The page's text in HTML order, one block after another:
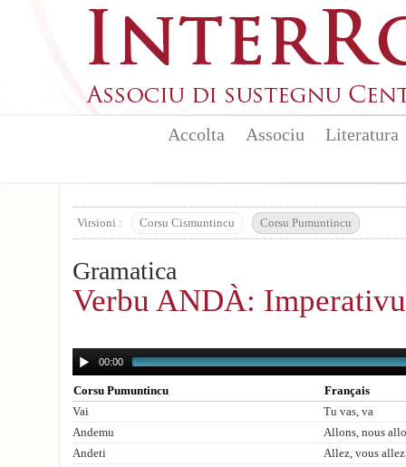
Accolta Associu Literatura
Virsioni : Corsu Cismuntincu Corsu Pumuntincu
Gramatica
Verbu ANDÀ:
00:00
Corsu Pumuntincu
Français
Vai
Tu vas, va
Andemu
Allons, nous
Andeti
Allez, vous allez